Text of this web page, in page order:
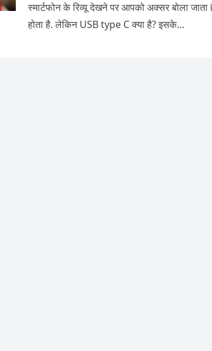
स्मार्टफोन के रिव्यू देखने पर आपको अक्सर बोला
होता है. लेकिन USB type C क्या है? इसके…